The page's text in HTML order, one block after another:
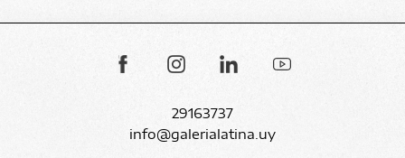
29163737
info@galerialatina.uy